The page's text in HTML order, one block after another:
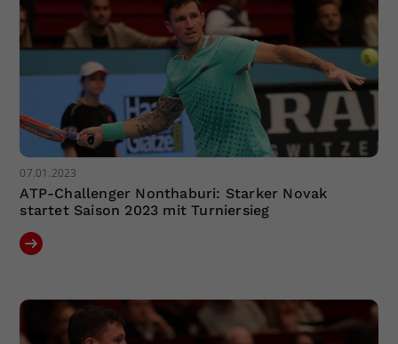
07.01.2023
ATP-Challenger Nonthaburi: Starker Novak
startet Saison 2023 mit Turniersieg